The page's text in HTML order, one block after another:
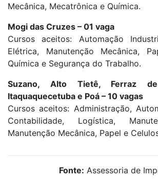
Mecânica, Mecatrônica e Química.
Mogi das Cruzes – 01 vaga
Cursos aceitos: Automação
Elétrica, Manutenção Mecânica,
Química e Segurança do Trabalho.
Suzano, Alto Tietê, Ferraz de
Itaquaquecetuba e Poá – 10 vagas
Cursos aceitos: Administração,
Contabilidade, Logística,
Manutenção Mecânica, Papel e
Fonte: Assessoria de